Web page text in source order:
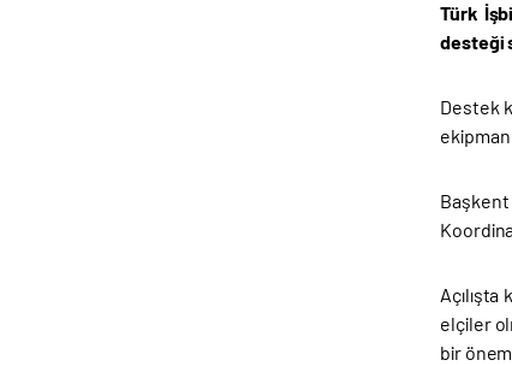
Türk
desteği
Destek
elçiler
bir